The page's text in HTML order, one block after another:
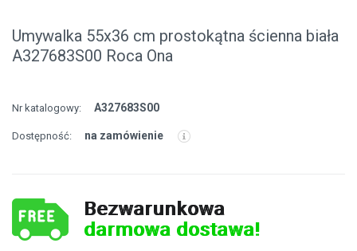
Umywalka 55x36 cm prostokątna ścienna biała
A327683S00 Roca Ona
Nr katalogowy: A327683S00
Dostępność: na zamówienie
Bezwarunkowa
darmowa dostawa!